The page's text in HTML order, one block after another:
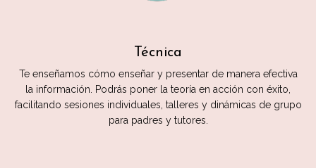
Técnica
Te enseñamos cómo enseñar y presentar de manera efectiva
la información. Podrás poner la teoría en acción con éxito,
facilitando sesiones individuales, talleres y dinámicas de grupo
para padres y tutores.